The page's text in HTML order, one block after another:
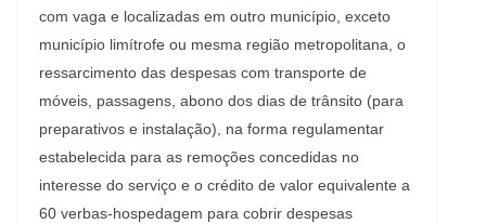
com vaga e localizadas em outro município, exceto
município limítrofe ou mesma região metropolitana, o
ressarcimento das despesas com transporte de
móveis, passagens, abono dos dias de trânsito (para
preparativos e instalação), na forma regulamentar
estabelecida para as remoções concedidas no
interesse do serviço e o crédito de valor equivalente a
60 verbas-hospedagem para cobrir despesas